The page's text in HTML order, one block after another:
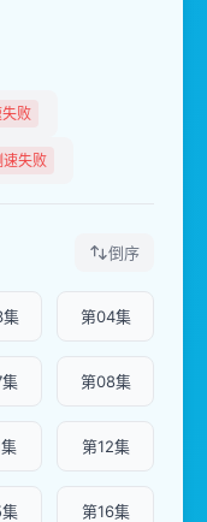
败
速失败
倒序
第04集
第08集
第12集
第16集